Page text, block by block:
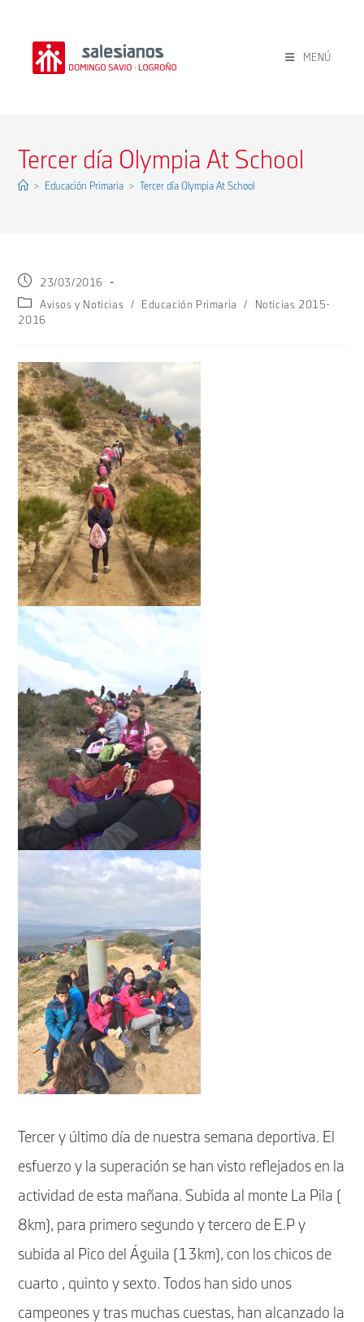
contenido
MENÚ
Tercer día Olympia At School
> Educación Primaria > Tercer día Olympia At School
Publicación
de
la
entrada:
23/03/2016
Categoría
de
Avisos y Noticias / Educación Primaria /
Noticias 2015-
2016
Tercer y último día de nuestra semana deportiva. El
esfuerzo y la superación se han visto reflejados en la
actividad de esta mañana. Subida al monte La Pila (
8km), para primero segundo y tercero de E.P y
subida al Pico del Águila (13km), con los chicos de
cuarto , quinto y sexto. Todos han sido unos
campeones y tras muchas cuestas, han alcanzado la